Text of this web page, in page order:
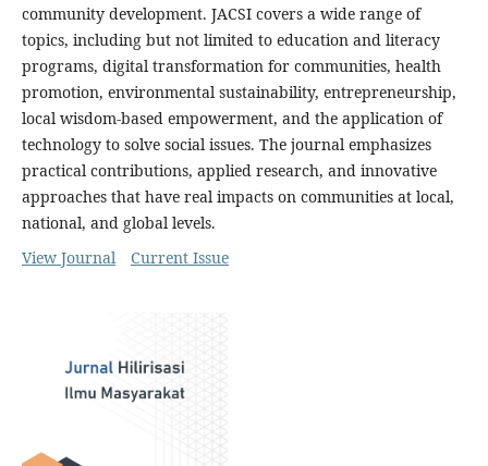
community development. JACSI covers a wide range of
topics, including but not limited to education and literacy
programs, digital transformation for communities, health
promotion, environmental sustainability, entrepreneurship,
local wisdom-based empowerment, and the application of
technology to solve social issues. The journal emphasizes
practical contributions, applied research, and innovative
approaches that have real impacts on communities at local,
national, and global levels.
View Journal
Current Issue